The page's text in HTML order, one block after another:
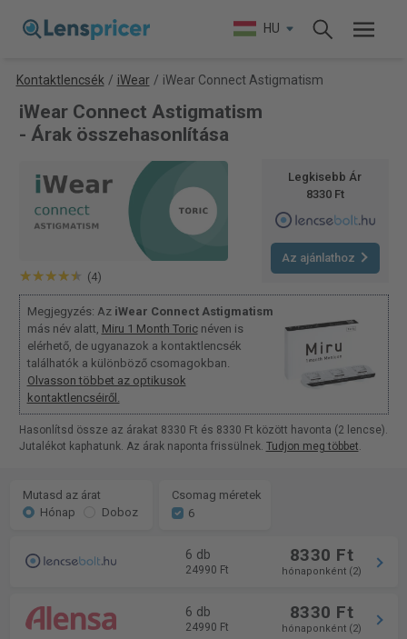
HU
Kontaktlencsék / iWear / iWear Connect Astigmatism
iWear Connect Astigmatism
- Árak összehasonlítása
(4)
Legkisebb Ár
8330 Ft
Az ajánlathoz
Megjegyzés: Az iWear Connect Astigmatism
más név alatt, Miru 1 Month Toricnéven is
elérhető, de ugyanazok a kontaktlencsék
találhatók a különböző csomagokban.
Olvasson többet az optikusok
kontaktlencséiről.
Hasonlítsd össze az árakat 8330 Ft és 8330 Ft között havonta (2 lencse).
Jutalékot kaphatunk. Az árak naponta frissülnek. Tudjon meg többet.
Mutasd az árat
Hónap
Doboz
Csomag méretek
6
6 db
24990 Ft
8330 Ft
hónaponként (2)
6 db
24990 Ft
8330 Ft
hónaponként (2)